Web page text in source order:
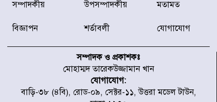
অফিসের সামনে দালাল চক্রের ১৩ জন
করেছে র‌্যাব-১
চূড়ান্ত পর্যায়ে : ইরান
প্রত্যেক অপরাধীর বিচার এ দেশেই
হবে, সে যত শক্তিশালীই হোক না কেন,
সম্পাদকীয় উপসম্পাদকীয় মতামত
বিজ্ঞাপন শর্তাবলী যোগাযোগ
সম্পাদক ও প্রকাশকঃ
মোহাম্মদ তারেকউজ্জামান খান
যোগাযোগ:
বাড়ি-৩৮ (৪বি), রোড-০৯, সেক্টর-১১, উত্তরা মডেল টাউন,